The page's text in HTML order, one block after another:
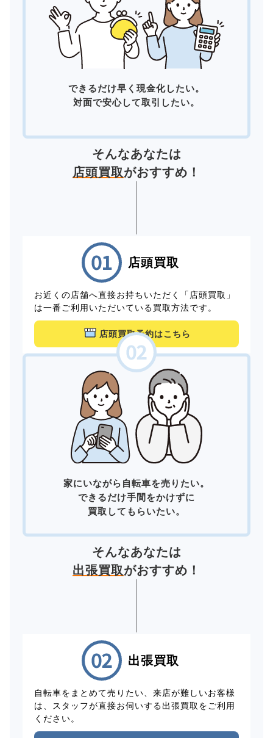
できるだけ早く現金化したい。
対面で安心して取引したい。
そんなあなたは
店頭買取がおすすめ！
店頭買取
お近くの店舗へ直接お持ちいただく「店頭買取」
は一番ご利用いただいている買取方法です。
店頭買取予約はこちら
家にいながら自転車を売りたい。
できるだけ手間をかけずに
買取してもらいたい。
そんなあなたは
出張買取がおすすめ！
出張買取
自転車をまとめて売りたい、来店が難しいお客様
は、スタッフが直接お伺いする出張買取をご利用
ください。